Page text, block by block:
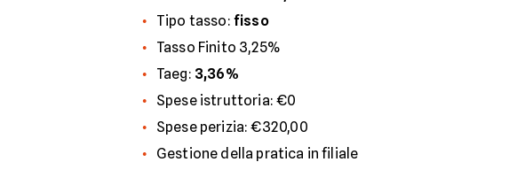
Tipo tasso: fisso
Tasso Finito 3,25%
Taeg: 3,36%
Spese istruttoria: €0
Spese perizia: €320,00
Gestione della pratica in filiale